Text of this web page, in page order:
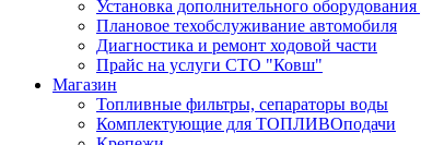
Установка дополнительного
Плановое техобслуживание автомобиля
Диагностика и ремонт ходовой части
Прайс на услуги СТО "Ковш"
Магазин
Топливные фильтры, сепараторы воды
Комплектующие для ТОПЛИВОподачи